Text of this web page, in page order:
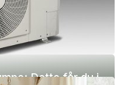
Dette får du i